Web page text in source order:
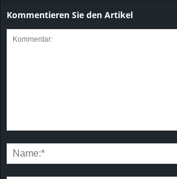
Kommentieren Sie den Artikel